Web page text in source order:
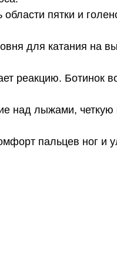
пятки и
для катания на
реакцию. Ботинок
над лыжами, четкую
пальцев ног и